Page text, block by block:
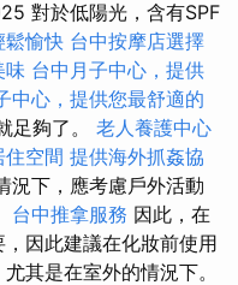
對於低陽光，含有SPF
鬆愉快 台中按摩店選擇
味 台中月子中心，提供
中心，提供您最舒適的
足夠了。 老人養護中心
住空間 提供海外抓姦協
況下，應考慮戶外活動
台中推拿服務 因此，在
因此建議在化妝前使用
其是在室外的情況下。